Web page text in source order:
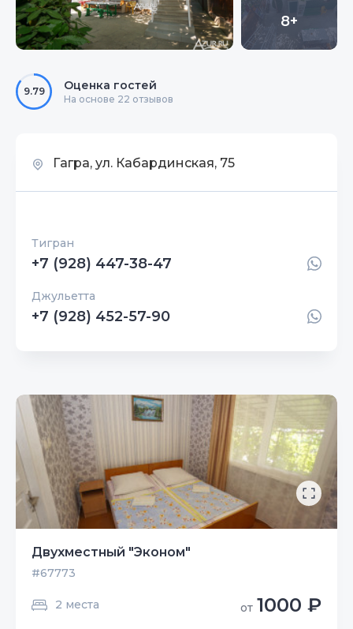
8+
9.79 Оценка гостей
На основе 22 отзывов
Гагра, ул. Кабардинская, 75
Тигран
+7 (928) 447-38-47
Джульетта
+7 (928) 452-57-90
Двухместный "Эконом"
#67773
2 места от 1000 ₽